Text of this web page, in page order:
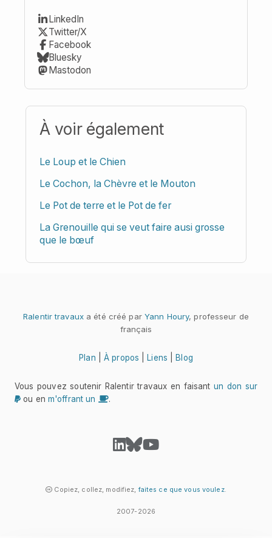
LinkedIn
Twitter/X
Facebook
Bluesky
Mastodon
À voir également
Le Loup et le Chien
Le Cochon, la Chèvre et le Mouton
Le Pot de terre et le Pot de fer
La Grenouille qui se veut faire ausi grosse
que le bœuf
Ralentir travauxa été créé par Yann Houry, professeur de
français
Plan |À propos Liens Blog
Vous pouvez soutenir Ralentir travaux en faisant un don sur
ou en m'offrant un .
Copiez, collez, modifiez,faites ce que vous voulez.
2007-2026